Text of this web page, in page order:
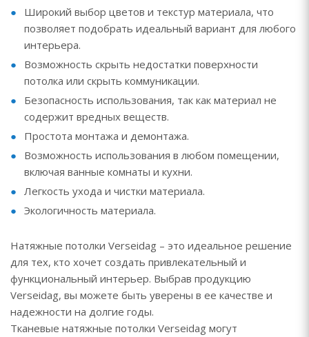
Широкий выбор цветов и текстур материала, что
позволяет подобрать идеальный вариант для любого
интерьера.
Возможность скрыть недостатки поверхности
потолка или скрыть коммуникации.
Безопасность использования, так как материал не
содержит вредных веществ.
Простота монтажа и демонтажа.
Возможность использования в любом помещении,
включая ванные комнаты и кухни.
Легкость ухода и чистки материала.
Экологичность материала.
Натяжные потолки Verseidag – это идеальное решение
для тех, кто хочет создать привлекательный и
функциональный интерьер. Выбрав продукцию
Verseidag, вы можете быть уверены в ее качестве и
надежности на долгие годы.
Тканевые натяжные потолки Verseidag могут